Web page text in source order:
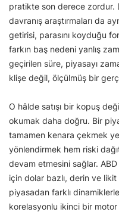
pratikte son derece zordur.
davranış araştırmaları da
getirisi, parasını koyduğu
farkın baş nedeni yanlış
geçirilen süre, piyasayı
klişe değil, ölçülmüş bir
O hâlde satışı bir kopuş
okumak daha doğru. Bir
tamamen kenara çekmek
yönlendirmek hem riski
devam etmesini sağlar.
için dolar bazlı, derin ve
piyasadan farklı
korelasyonlu ikinci bir motor